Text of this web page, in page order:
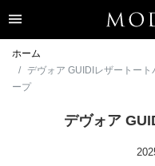
ホーム
デヴォア GUIDIレザートー
ープ
デヴォア